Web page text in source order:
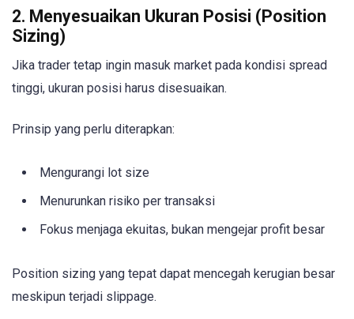
2. Menyesuaikan Ukuran Posisi (Position
Sizing)
Jika trader tetap ingin masuk market pada kondisi spread
tinggi, ukuran posisi harus disesuaikan.
Prinsip yang perlu diterapkan:
Mengurangi lot size
Menurunkan risiko per transaksi
Fokus menjaga ekuitas, bukan mengejar profit besar
Position sizing yang tepat dapat mencegah kerugian besar
meskipun terjadi slippage.